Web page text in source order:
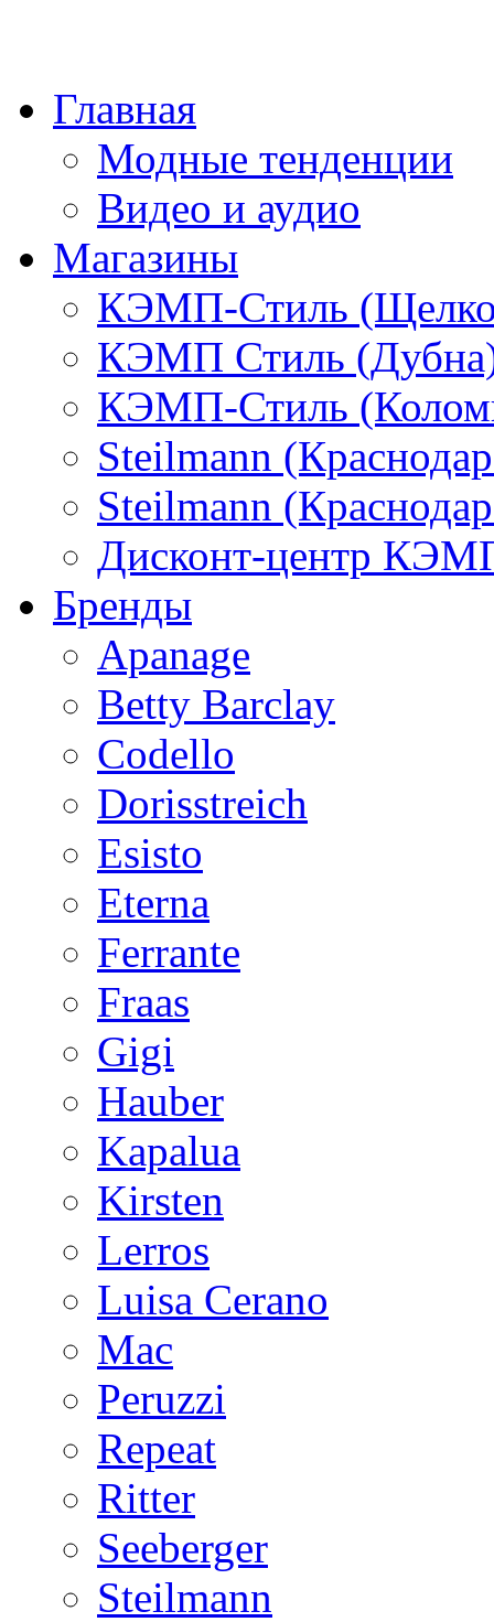
Главная
Модные тенденции
Видео и аудио
Магазины
КЭМП-Стиль
КЭМП Стиль
КЭМП-Стиль
Steilmann
Steilmann
Дисконт-центр
Бренды
Apanage
Betty Barclay
Codello
Dorisstreich
Esisto
Eterna
Ferrante
Fraas
Gigi
Hauber
Kapalua
Kirsten
Lerros
Luisa Cerano
Mac
Peruzzi
Repeat
Ritter
Seeberger
Steilmann